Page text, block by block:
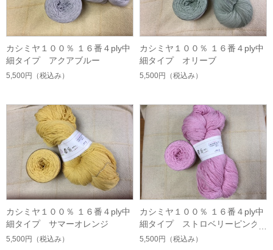
カシミヤ１００％ １６番４ply中
細タイプ アクアブルー
5,500円 （税込み）
カシミヤ１００％ １６番４ply中
細タイプ オリーブ
5,500円 （税込み）
カシミヤ１００％ １６番４ply中
細タイプ サマーオレンジ
5,500円 （税込み）
カシミヤ１００％ １６番４ply中
細タイプ ストロベリーピンク
5,500円 （税込み）